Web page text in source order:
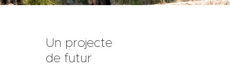
Un projecte
de futur